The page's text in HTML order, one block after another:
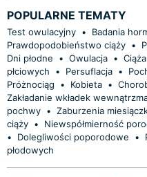
POPULARNE TEMATY
Test owulacyjny • Badania
Prawdopodobieństwo ciąży •
Dni płodne
• Owulacja • Ciąża
płciowych
• Persuflacja •
Próżnociąg
• Kobieta •
Zakładanie wkładek
pochwy • Zaburzenia
ciąży • Niewspółmierność
•
Dolegliwości poporodowe •
płodowych